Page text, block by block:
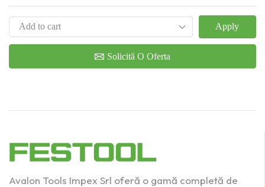
Apply
Solicită O Oferta
Avalon Tools Impex Srl oferă o gamă completă de